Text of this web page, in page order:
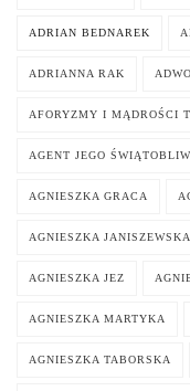
ADRIAN BEDNAREK
ADRIANNA RAK
AFORYZMY I MĄDROŚCI
AGENT JEGO
AGNIESZKA GRACA
AGNIESZKA JANISZEWSKA
AGNIESZKA JEZ
AGNIESZKA MARTYKA
AGNIESZKA TABORSKA